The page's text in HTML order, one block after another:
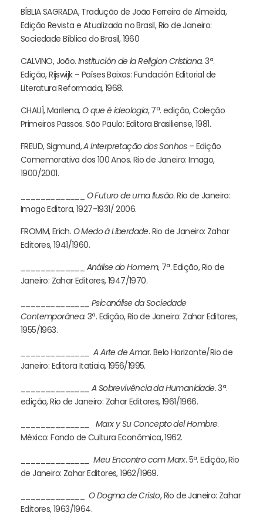
BÍBLIA SAGRADA, Tradução de João Ferreira de Almeida,
Edição Revista e Atualizada no Brasil, Rio de Janeiro:
Sociedade Bíblica do Brasil, 1960
CALVINO, João. Institución de la Religion Cristiana. 3ª.
Edição, Rijswijk – Países Baixos: Fundación Editorial de
Literatura Reformada, 1968.
CHAUÍ, Marilena,O que é ideologia, 7ª. edição, Coleção
Primeiros Passos. São Paulo: Editora Brasiliense, 1981.
FREUD, Sigmund,A Interpretação dos Sonhos– Edição
Comemorativa dos 100 Anos. Rio de Janeiro: Imago,
1900/2001.
O Futuro de uma Ilusão. Rio de Janeiro:
Imago Editora, 1927-1931/ 2006.
FROMM, Erich. O Medo à Liberdade. Rio de Janeiro: Zahar
Editores, 1941/1960.
Análise do Homem, 7ª. Edição, Rio de
Janeiro: Zahar Editores, 1947/1970.
Psicanálise da Sociedade
Contemporânea. 3ª. Edição, Rio de Janeiro: Zahar Editores,
1955/1963.
______________A Arte de Amar. Belo Horizonte/Rio de
Janeiro: Editora Itatiaia, 1956/1995.
A Sobrevivência da Humanidade. 3ª.
edição, Rio de Janeiro: Zahar Editores, 1961/1966.
Marx y Su Concepto del Hombre.
México: Fondo de Cultura Econômica, 1962.
______________Meu Encontro com Marx. 5ª. Edição, Rio
de Janeiro: Zahar Editores, 1962/1969.
O Dogma de Cristo, Rio de Janeiro: Zahar
Editores, 1963/1964.